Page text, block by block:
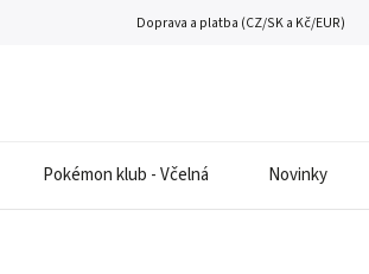
Doprava a platba (CZ/SK a Kč/EUR)
Pokémon klub - Včelná Novinky